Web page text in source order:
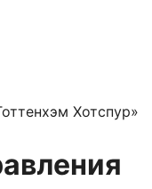
Хотспур»